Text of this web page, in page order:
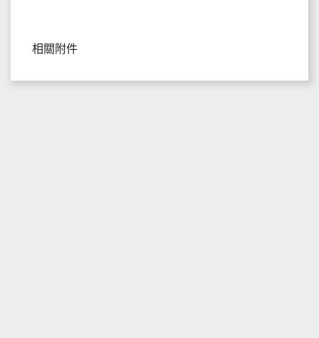
相關附件